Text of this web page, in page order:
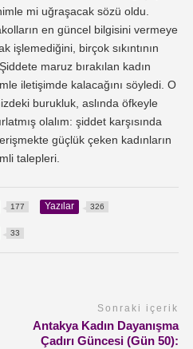
mi uğraşacak sözü oldu.
en güncel bilgisini vermeye
işlemediğini, birçok sıkıntının
maruz bırakılan kadın
iletişimde kalacağını söyledi. O
burukluk, aslında öfkeyle
olalım: şiddet karşısında
güçlük çeken kadınların
talepleri.
177 Yazılar 326
33
Sonraki içerik
Antakya Kadın Dayanışma
Çadırı Güncesi (Gün 50):